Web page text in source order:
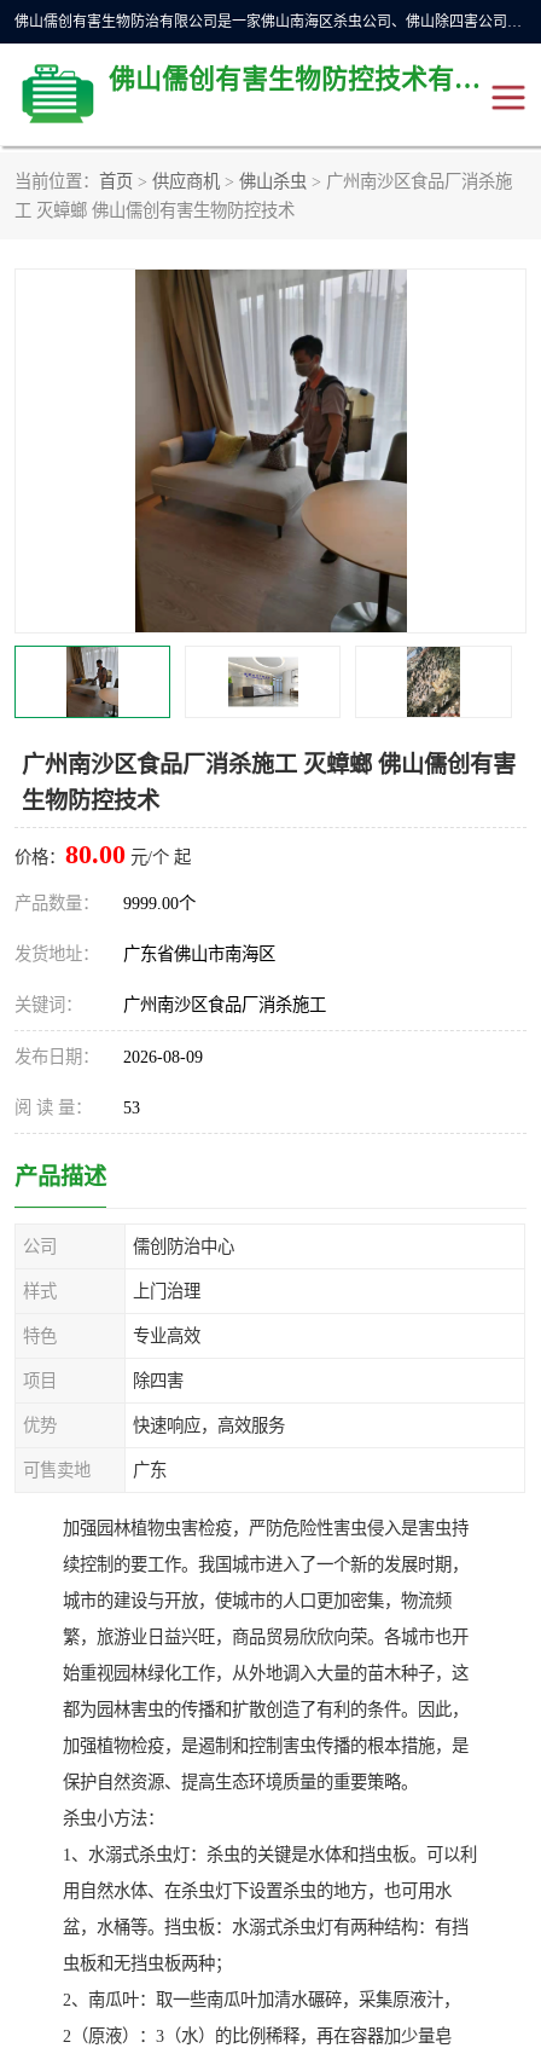
佛山儒创有害生物防治有限公司是一家佛山南海区杀虫公司、佛山除四害公司、佛山灭白蚁公司、佛山白蚁防治公司，让您远离虫害困扰。要问佛山白蚁防治哪家好？佛山儒创有害生物防治有限公司全佛山、广州，正规公司，上门勘查，可靠，售后有保障。
佛山儒创有害生物防控技术有限公司
当前位置： 首页 > 供应商机 > 佛山杀虫 > 广州南沙区食品厂消杀施
工 灭蟑螂 佛山儒创有害生物防控技术
广州南沙区食品厂消杀施工 灭蟑螂 佛山儒创有害
生物防控技术
价格： 80.00 元/个 起
产品数量： 9999.00个
发货地址： 广东省佛山市南海区
关键词： 广州南沙区食品厂消杀施工
发布日期： 2026-08-09
阅 读 量： 53
产品描述
公司 儒创防治中心
样式 上门治理
特色 专业高效
项目 除四害
优势 快速响应，高效服务
可售卖地 广东
加强园林植物虫害检疫，严防危险性害虫侵入是害虫持
续控制的要工作。我国城市进入了一个新的发展时期，
城市的建设与开放，使城市的人口更加密集，物流频
繁，旅游业日益兴旺，商品贸易欣欣向荣。各城市也开
始重视园林绿化工作，从外地调入大量的苗木种子，这
都为园林害虫的传播和扩散创造了有利的条件。因此，
加强植物检疫，是遏制和控制害虫传播的根本措施，是
保护自然资源、提高生态环境质量的重要策略。
杀虫小方法：
1、水溺式杀虫灯：杀虫的关键是水体和挡虫板。可以利
用自然水体、在杀虫灯下设置杀虫的地方，也可用水
盆，水桶等。挡虫板：水溺式杀虫灯有两种结构：有挡
虫板和无挡虫板两种；
2、南瓜叶：取一些南瓜叶加清水碾碎，采集原液汁，
2（原液）：3（水）的比例稀释，再在容器加少量皂
除四害公司
佛山白蚁防治公司
佛山灭白蚁公司 佛山杀虫公司
佛山除四害公司 灭鼠
消杀
灭跳蚤
灭蟑螂
果蝇防治
害虫防治 灭杀害虫